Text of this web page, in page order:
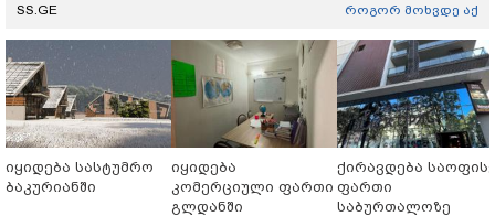
SS.GE როგორ მოხვდე აქ
იყიდება სასტუმრო
ბაკურიანში
იყიდება
კომერციული ფართი
გლდანში
ქირავდება
ფართი
საბურთალოზე